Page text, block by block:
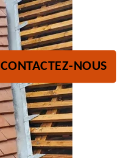
CONTACTEZ-NOUS